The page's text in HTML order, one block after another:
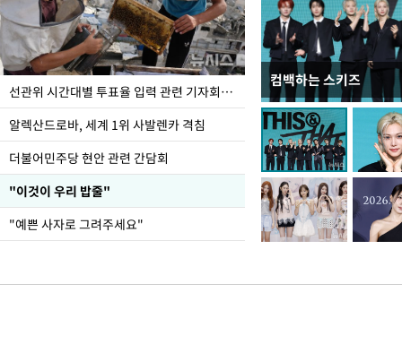
선관위 시간대별 투표율 입력 관련 기자회견하는 주진우 의원
알렉산드로바, 세계 1위 사발렌카 격침
더불어민주당 현안 관련 간담회
"이것이 우리 밥줄"
"예쁜 사자로 그려주세요"
컴백하는 스키즈
무더위 잊는 도심형
페스티벌'